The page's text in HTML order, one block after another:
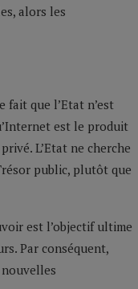
alors les
que l’Etat n’est
est le produit
L’Etat ne cherche
public, plutôt que
est l’objectif ultime
Par conséquent,